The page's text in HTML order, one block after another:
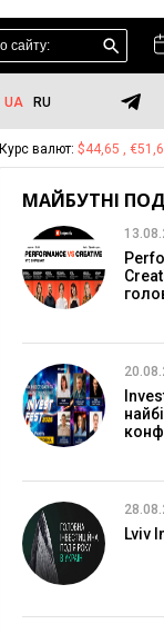
UA RU
Курс валют: $44,65 ,
МАЙБУТНІ
Lviv